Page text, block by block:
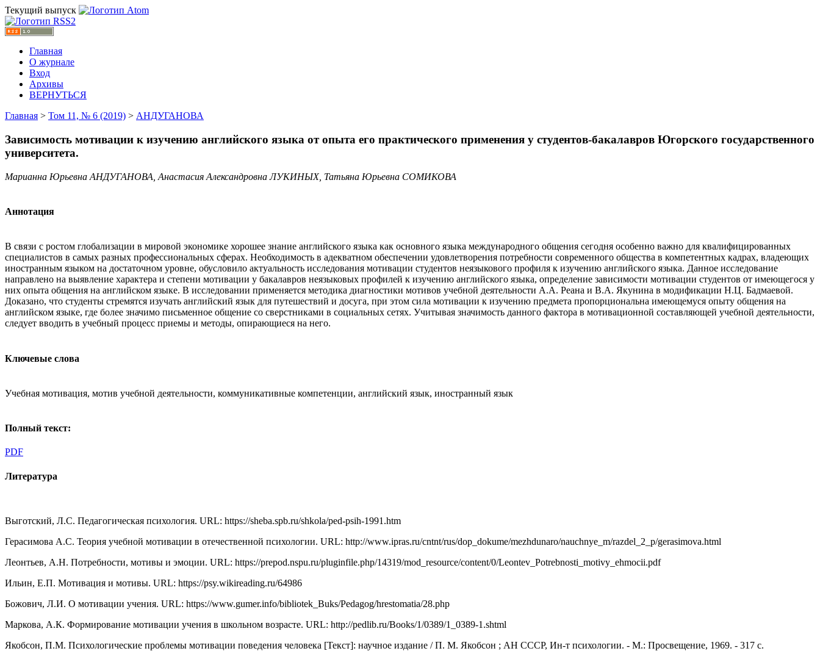
Текущий выпуск
Главная
О журнале
Вход
Архивы
ВЕРНУТЬСЯ
Главная > Том 11, № 6 (2019) > АНДУГАНОВА
Зависимость мотивации к изучению английского языка от опыта его практического применения у студентов-бакалавров Югорского государственного
университета.
Марианна Юрьевна АНДУГАНОВА, Анастасия Александровна ЛУКИНЫХ, Татьяна Юрьевна СОМИКОВА
Аннотация
В связи с ростом глобализации в мировой экономике хорошее знание английского языка как основного языка международного общения сегодня особенно важно для квалифицированных
специалистов в самых разных профессиональных сферах. Необходимость в адекватном обеспечении удовлетворения потребности современного общества в компетентных кадрах, владеющих
иностранным языком на достаточном уровне, обусловило актуальность исследования мотивации студентов неязыкового профиля к изучению английского языка. Данное исследование
направлено на выявление характера и степени мотивации у бакалавров неязыковых профилей к изучению английского языка, определение зависимости мотивации студентов от имеющегося у
них опыта общения на английском языке. В исследовании применяется методика диагностики мотивов учебной деятельности А.А. Реана и В.А. Якунина в модификации Н.Ц. Бадмаевой.
Доказано, что студенты стремятся изучать английский язык для путешествий и досуга, при этом сила мотивации к изучению предмета пропорциональна имеющемуся опыту общения на
английском языке, где более значимо письменное общение со сверстниками в социальных сетях. Учитывая значимость данного фактора в мотивационной составляющей учебной деятельности,
следует вводить в учебный процесс приемы и методы, опирающиеся на него.
Ключевые слова
Учебная мотивация, мотив учебной деятельности, коммуникативные компетенции, английский язык, иностранный язык
Полный текст:
PDF
Литература
Выготский, Л.С. Педагогическая психология. URL: https://sheba.spb.ru/shkola/ped-psih-1991.htm
Герасимова А.С. Теория учебной мотивации в отечественной психологии. URL: http://www.ipras.ru/cntnt/rus/dop_dokume/mezhdunaro/nauchnye_m/razdel_2_p/gerasimova.html
Леонтьев, А.Н. Потребности, мотивы и эмоции. URL: https://prepod.nspu.ru/pluginfile.php/14319/mod_resource/content/0/Leontev_Potrebnosti_motivy_ehmocii.pdf
Ильин, Е.П. Мотивация и мотивы. URL: https://psy.wikireading.ru/64986
Божович, Л.И. О мотивации учения. URL: https://www.gumer.info/bibliotek_Buks/Pedagog/hrestomatia/28.php
Маркова, А.К. Формирование мотивации учения в школьном возрасте. URL: http://pedlib.ru/Books/1/0389/1_0389-1.shtml
Якобсон, П.М. Психологические проблемы мотивации поведения человека [Текст]: научное издание / П. М. Якобсон ; АН СССР, Ин-т психологии. - М.: Просвещение, 1969. - 317 с.